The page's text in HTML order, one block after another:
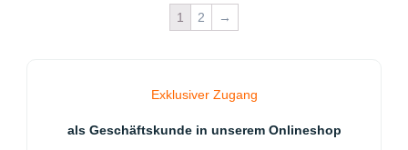
Exklusiver Zugang
als Geschäftskunde in unserem Onlineshop
1 2 →